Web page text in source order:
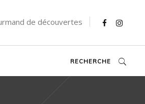
de découvertes
RECHERCHE